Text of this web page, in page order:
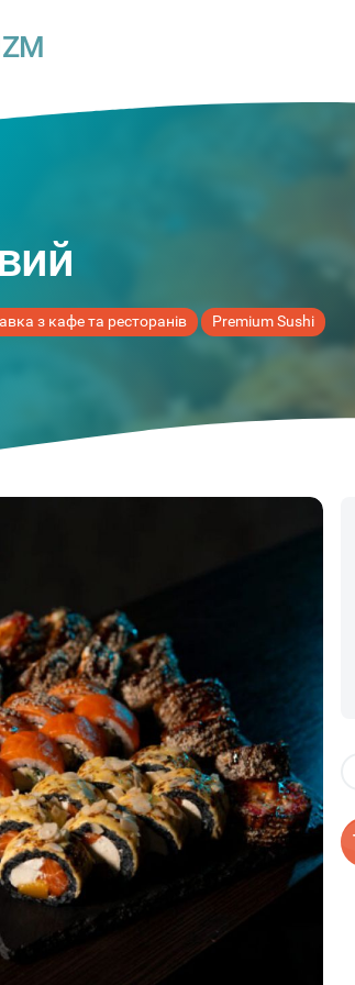
з кафе та ресторанів Premium Sushi